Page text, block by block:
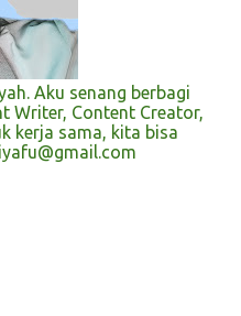
Aku senang berbagi
Writer, Content Creator,
kerja sama, kita bisa